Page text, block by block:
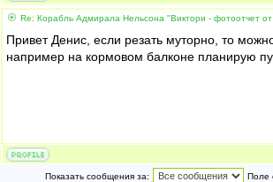
Re: Корабль Адмирала Нельсона "Виктори - фотоотчет от
Привет Денис, если резать муторно, то
например на кормовом балконе планирую
Показать сообщения за: Поле